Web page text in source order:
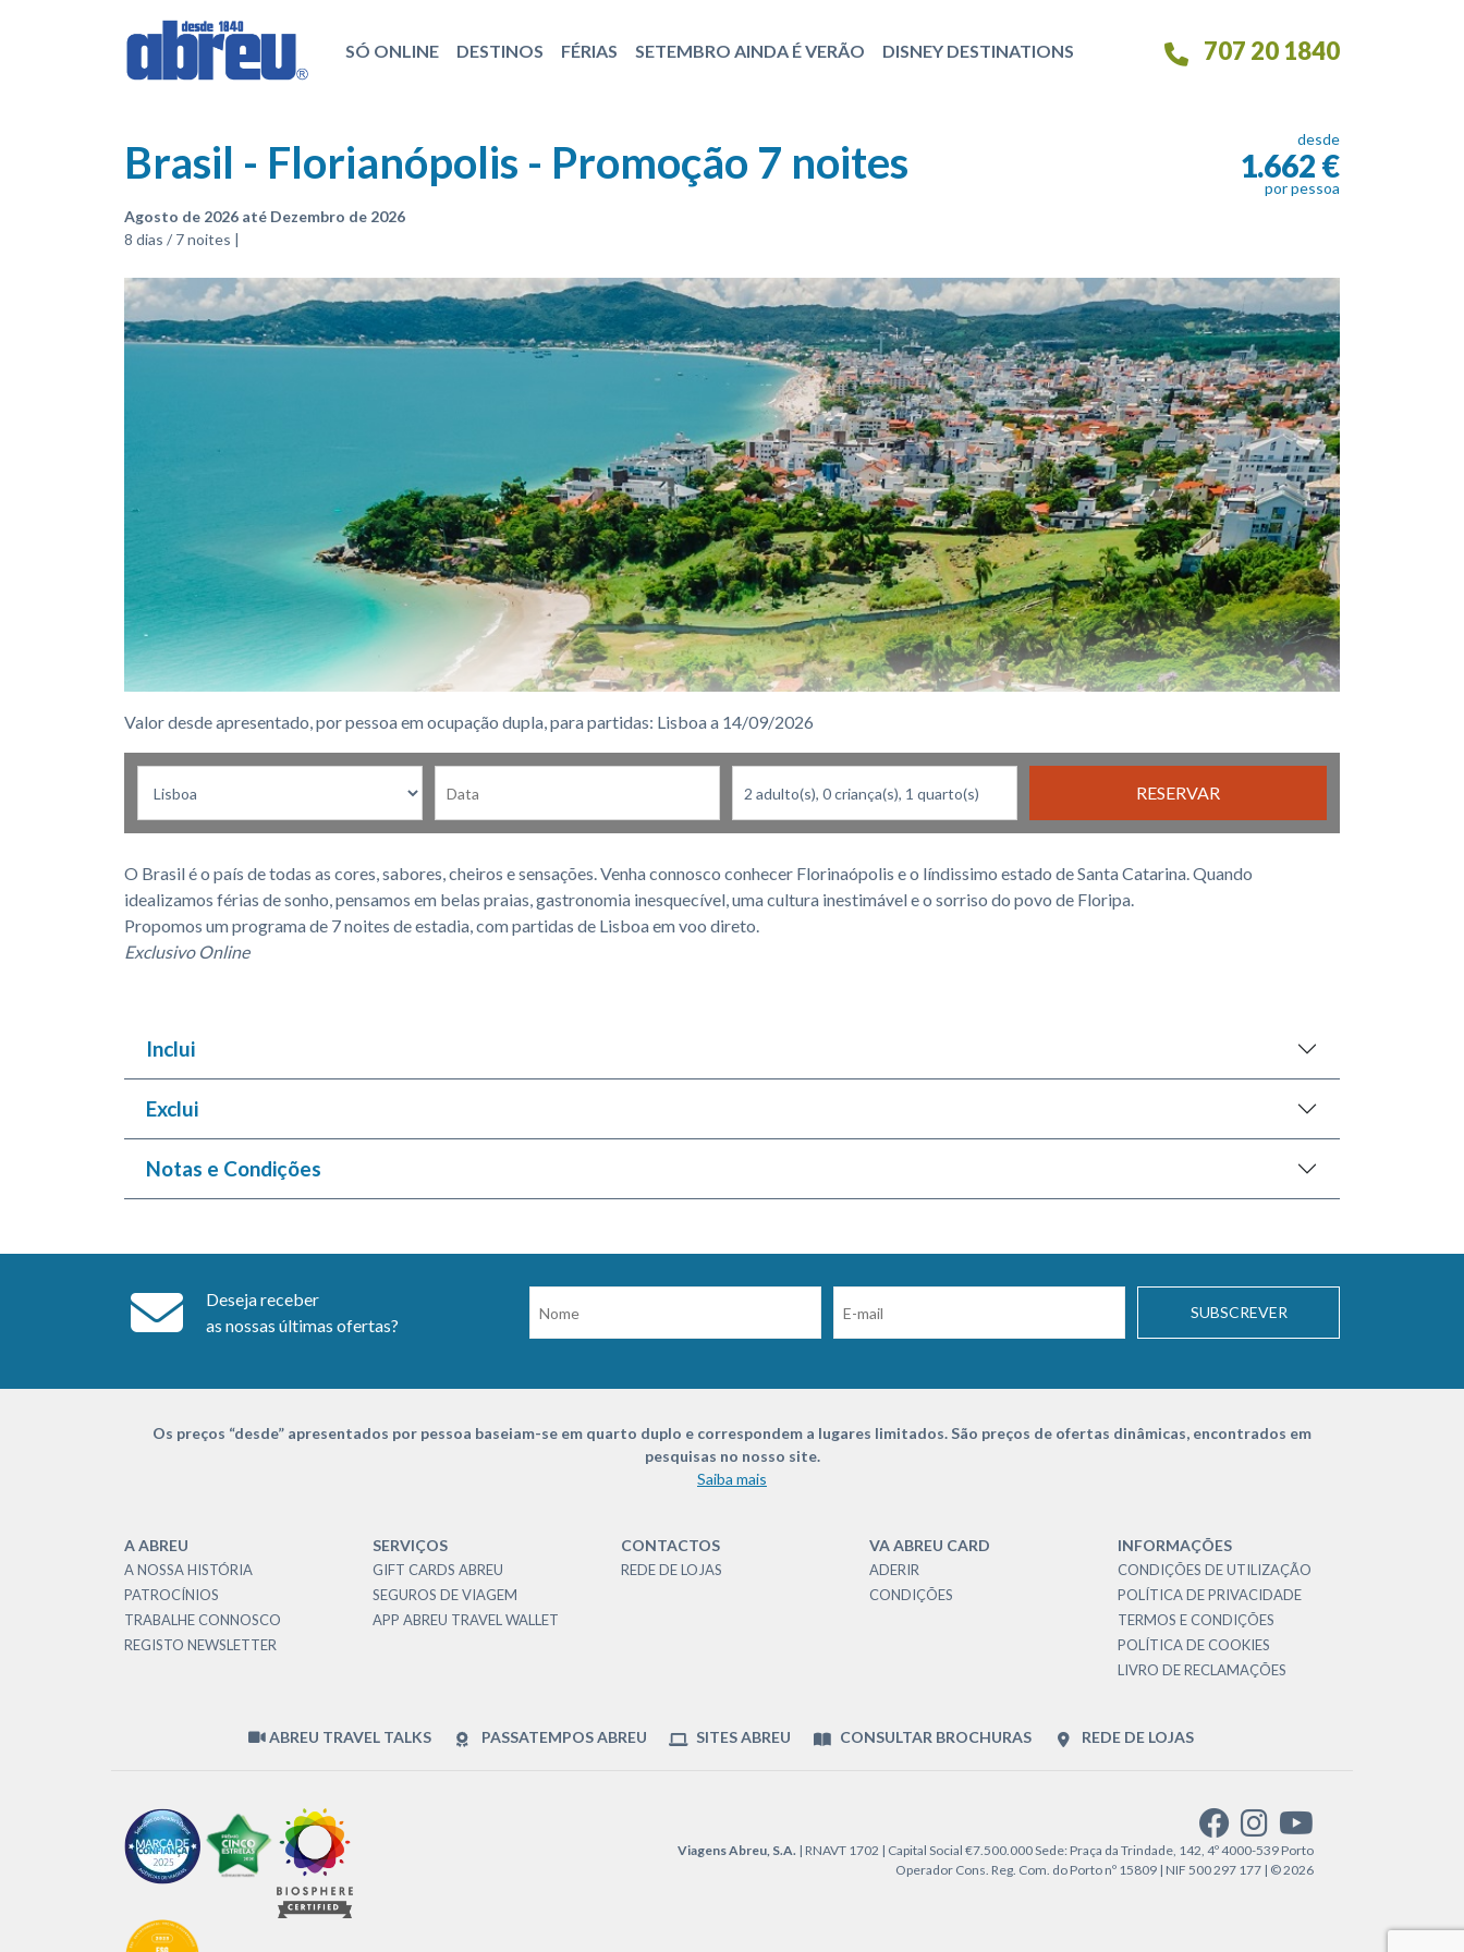
SÓ ONLINE DESTINOS FÉRIAS SETEMBRO AINDA É VERÃO DISNEY DESTINATIONS 707 20 1840
Brasil - Florianópolis - Promoção 7 noites
Agosto de 2026 até Dezembro de 2026
8 dias / 7 noites |
desde
1.662 €
por pessoa
Valor desde apresentado, por pessoa em ocupação dupla, para partidas: Lisboa a 14/09/2026
RESERVAR
O Brasil é o país de todas as cores, sabores, cheiros e sensações. Venha connosco conhecer Florinaópolis e o líndissimo estado de Santa Catarina. Quando
idealizamos férias de sonho, pensamos em belas praias, gastronomia inesquecível, uma cultura inestimável e o sorriso do povo de Floripa.
Propomos um programa de 7 noites de estadia, com partidas de Lisboa em voo direto.
Exclusivo Online
Inclui
Exclui
Notas e Condições
Deseja receber
as nossas últimas ofertas?
SUBSCREVER
Os preços “desde” apresentados por pessoa baseiam-se em quarto duplo e correspondem a lugares limitados. São preços de ofertas dinâmicas, encontrados em
pesquisas no nosso site.
Saiba mais
A ABREU
A NOSSA HISTÓRIA
PATROCÍNIOS
TRABALHE CONNOSCO
REGISTO NEWSLETTER
SERVIÇOS
GIFT CARDS ABREU
SEGUROS DE VIAGEM
APP ABREU TRAVEL WALLET
CONTACTOS
REDE DE LOJAS
VA ABREU CARD
ADERIR
CONDIÇÕES
INFORMAÇÕES
CONDIÇÕES DE UTILIZAÇÃO
POLÍTICA DE PRIVACIDADE
TERMOS E CONDIÇÕES
POLÍTICA DE COOKIES
LIVRO DE RECLAMAÇÕES
ABREU TRAVEL TALKS PASSATEMPOS ABREU SITES ABREU CONSULTAR BROCHURAS REDE DE LOJAS
Viagens Abreu, S.A. | RNAVT 1702 | Capital Social €7.500.000 Sede: Praça da Trindade, 142, 4º 4000-539 Porto
Operador Cons. Reg. Com. do Porto nº 15809 | NIF 500 297 177 | © 2026